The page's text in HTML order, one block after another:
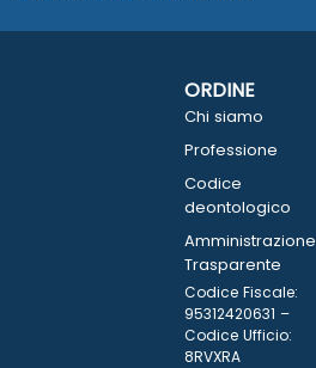
ORDINE
Chi siamo
Professione
Codice
deontologico
Amministrazione
Trasparente
Codice Fiscale:
95312420631 –
Codice Ufficio:
8RVXRA